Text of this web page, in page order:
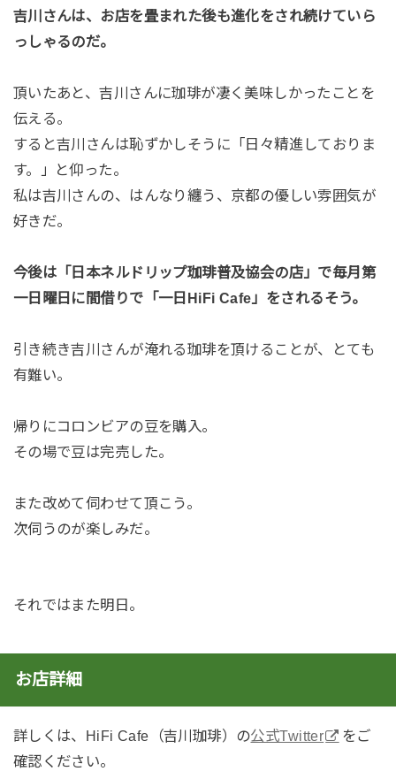
吉川さんは、お店を畳まれた後も進化をされ続けていら
っしゃるのだ。
頂いたあと、吉川さんに珈琲が凄く美味しかったことを
伝える。
すると吉川さんは恥ずかしそうに「日々精進しておりま
す。」と仰った。
私は吉川さんの、はんなり纏う、京都の優しい雰囲気が
好きだ。
今後は「日本ネルドリップ珈琲普及協会の店」で毎月第
一日曜日に間借りで「一日HiFi Cafe」をされるそう。
引き続き吉川さんが淹れる珈琲を頂けることが、とても
有難い。
帰りにコロンビアの豆を購入。
その場で豆は完売した。
また改めて伺わせて頂こう。
次伺うのが楽しみだ。
それではまた明日。
お店詳細
詳しくは、HiFi Cafe（吉川珈琲）の公式Twitter
をご
確認ください。